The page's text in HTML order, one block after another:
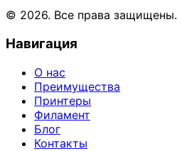
© 2026. Все права защищены.
Навигация
О нас
Преимущества
Принтеры
Филамент
Блог
Контакты